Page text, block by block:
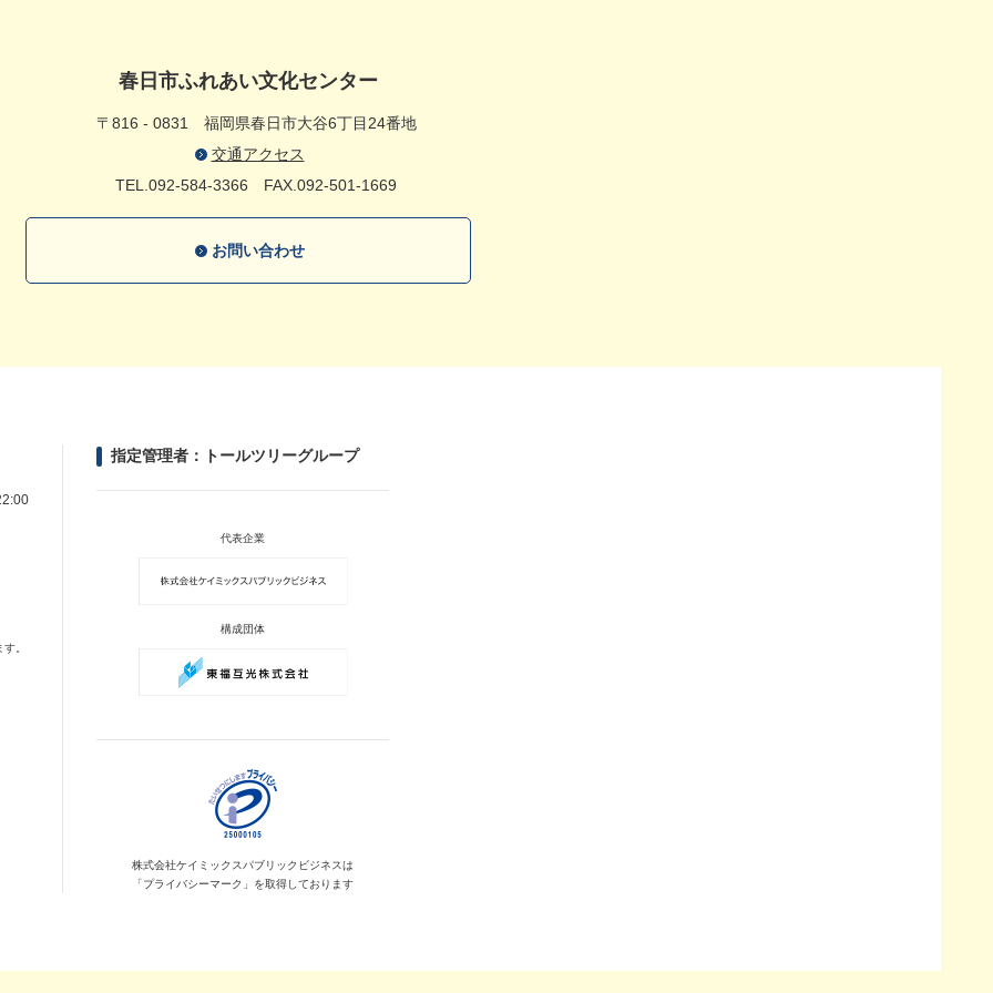
春日市ふれあい文化センター
〒816 - 0831 福岡県春日市大谷6丁目24番地
交通アクセス
TEL.092-584-3366 FAX.092-501-1669
お問い合わせ
。
指定管理者：トールツリーグループ
代表企業
構成団体
株式会社ケイミックス パブリックビジネスは
「プライバシーマーク」を取得しております